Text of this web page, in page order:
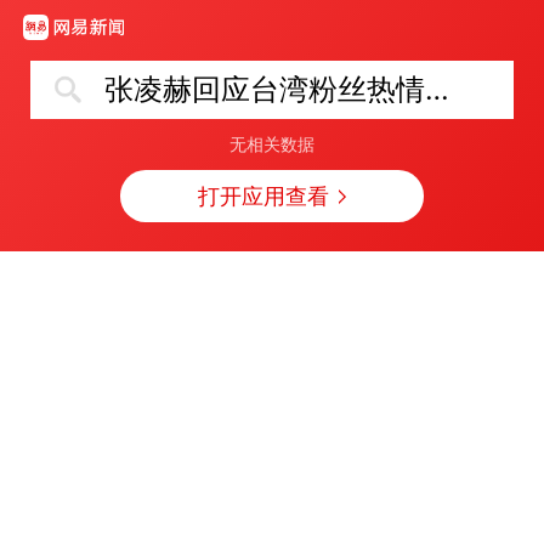
张凌赫回应台湾粉丝热情邀约
无相关数据
打开应用查看